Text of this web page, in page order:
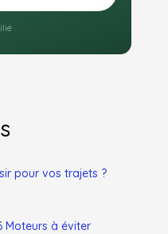
pour vos trajets ?
Moteurs à éviter